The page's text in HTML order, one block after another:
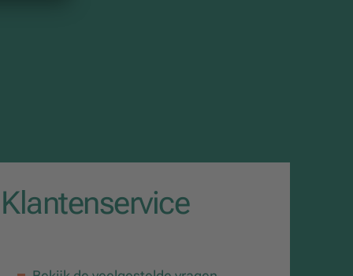
Klantenservice